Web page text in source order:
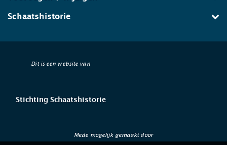
Schaatshistorie
Dit is een website van
Stichting Schaatshistorie
Mede mogelijk gemaakt door